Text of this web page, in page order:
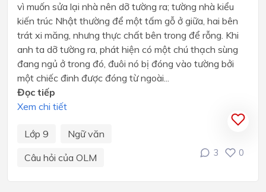
vì muốn sửa lại nhà nên dỡ tường ra; tường nhà kiểu
kiến trúc Nhật thường để một tấm gỗ ở giữa, hai bên
trát xi măng, nhưng thực chất bên trong để rỗng. Khi
anh ta dỡ tường ra, phát hiện có một chú thạch sùng
đang ngủ ở trong đó, đuôi nó bị đóng vào tường bởi
một chiếc đinh được đóng từ ngoài...
Đọc tiếp
Xem chi tiết
Lớp 9
Ngữ văn
Câu hỏi của OLM
3 0